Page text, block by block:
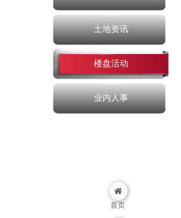
土地资讯
楼盘活动
业内人事
首页